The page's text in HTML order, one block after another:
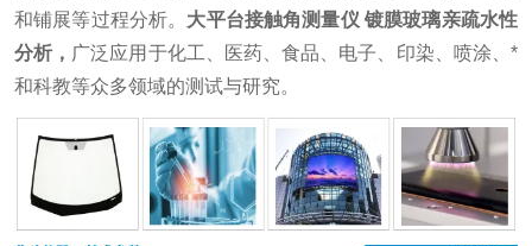
和铺展等过程分析。 大平台接触角测量仪 镀膜玻璃亲疏水性
分析 ， 广泛应用于化工、医药、食品、电子、印染、喷涂、*
和科教等众多领域的测试与研究。